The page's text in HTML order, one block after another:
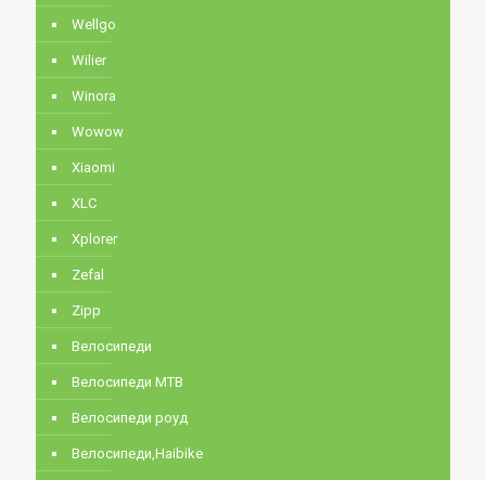
Wellgo
Wilier
Winora
Wowow
Xiaomi
XLC
Xplorer
Zefal
Zipp
Велосипеди
Велосипеди MTB
Велосипеди роуд
Велосипеди,Haibike